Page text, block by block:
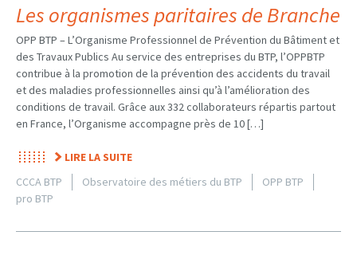
Les organismes paritaires de Branche
OPP BTP – L’Organisme Professionnel de Prévention du Bâtiment et
des Travaux Publics Au service des entreprises du BTP, l’OPPBTP
contribue à la promotion de la prévention des accidents du travail
et des maladies professionnelles ainsi qu’à l’amélioration des
conditions de travail. Grâce aux 332 collaborateurs répartis partout
en France, l’Organisme accompagne près de 10 […]
LIRE LA SUITE
CCCA BTP
Observatoire des métiers du BTP
OPP BTP
pro BTP